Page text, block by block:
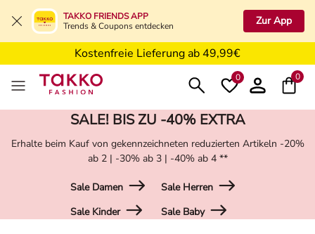
TAKKO FRIENDS APP
Trends & Coupons entdecken
Zur App
Kostenfreie Retoure in der Filiale
Kostenfreie Lieferung ab 49,99€
5€ Gutschein nach Registrierung*
0 0
SALE! BIS ZU -40% EXTRA
Erhalte beim Kauf von gekennzeichneten reduzierten Artikeln -20%
ab 2 | -30% ab 3 | -40% ab 4 **
Sale Damen
Sale Herren
Sale Kinder
Sale Baby